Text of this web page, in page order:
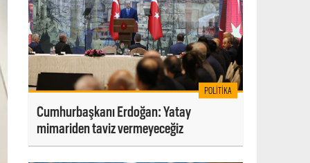
POLITIKA
Cumhurbaşkanı Erdoğan: Yatay
mimariden taviz vermeyeceğiz